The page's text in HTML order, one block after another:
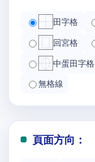
田字格
回宮格
中蛋田字格
無格線
頁面方向：